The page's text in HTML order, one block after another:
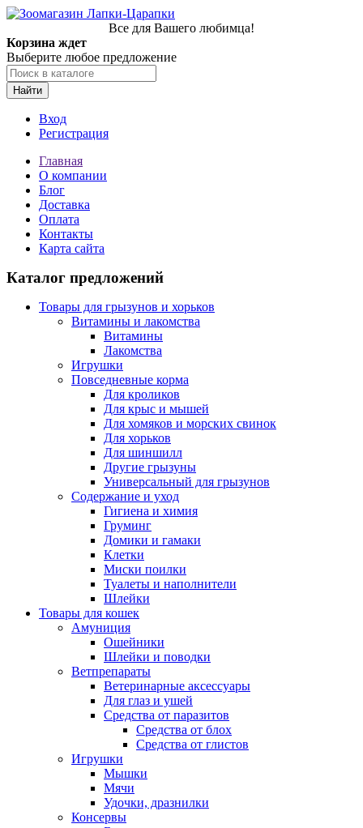
Все для Вашего любимца!
Корзина ждет
Выберите любое предложение
Найти
Вход
Регистрация
Главная
О компании
Блог
Доставка
Оплата
Контакты
Карта сайта
Каталог предложений
Товары для грызунов и хорьков
Витамины и лакомства
Витамины
Лакомства
Игрушки
Повседневные корма
Для кроликов
Для крыс и мышей
Для хомяков и морских свинок
Для хорьков
Для шиншилл
Другие грызуны
Универсальный для грызунов
Содержание и уход
Гигиена и химия
Груминг
Домики и гамаки
Клетки
Миски поилки
Туалеты и наполнители
Шлейки
Товары для кошек
Амуниция
Ошейники
Шлейки и поводки
Ветпрепараты
Ветеринарные аксессуары
Для глаз и ушей
Средства от паразитов
Средства от блох
Средства от глистов
Игрушки
Мышки
Мячи
Удочки, дразнилки
Консервы